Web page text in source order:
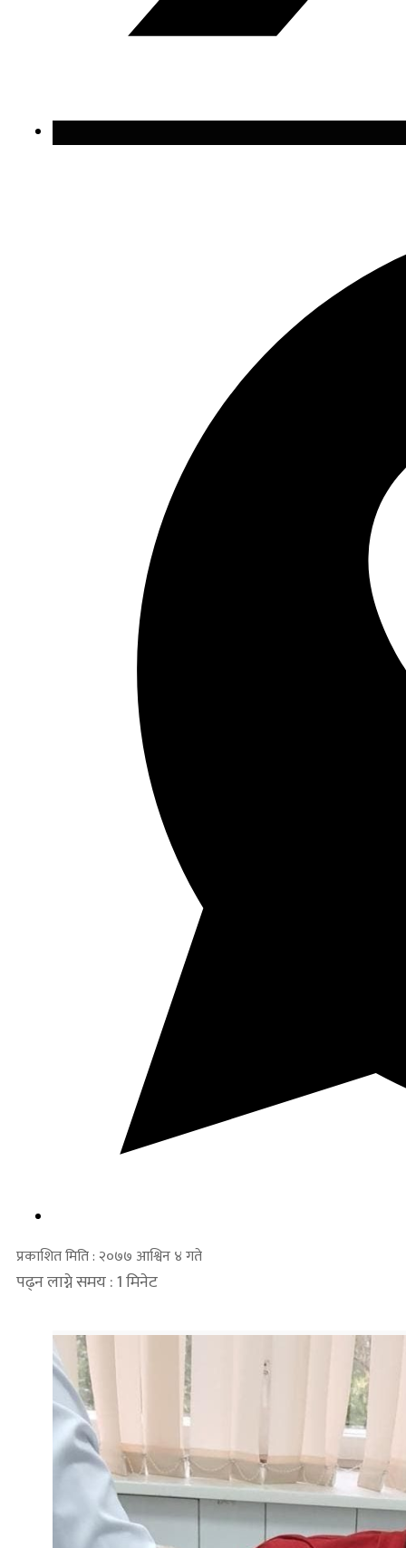
प्रकाशित मिति : २०७७ आश्विन ४ गते
पढ्न लाग्ने समय : 1 मिनेट